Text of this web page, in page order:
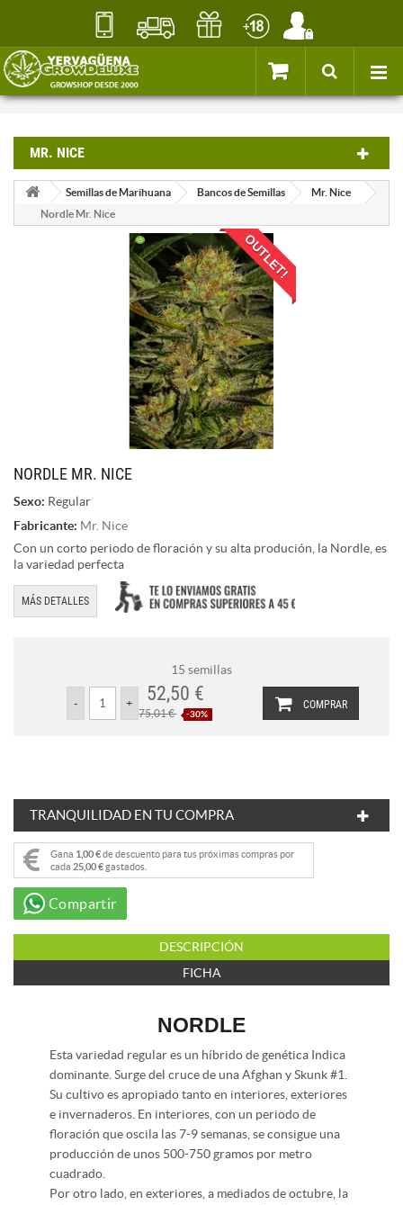
MR. NICE
Semillas de Marihuana Bancos de Semillas
Mr. Nice
Nordle Mr. Nice
OUTLET!
NORDLE MR. NICE
Sexo: Regular
Fabricante: Mr. Nice
Con un corto periodo de floración y su alta produción, la Nordle, es
la variedad perfecta
MÁS DETALLES
15 semillas
COMPRAR
52,50 €
75,01 € -30%
TRANQUILIDAD EN TU COMPRA
Gana 1,00 €de descuento para tus próximas compras por
cada 25,00 €gastados.
Compartir
DESCRIPCIÓN
FICHA
NORDLE
Esta variedad regular es un híbrido de genética Indica
dominante. Surge del cruce de una Afghan y Skunk #1.
Su cultivo es apropiado tanto en interiores, exteriores
e invernaderos. En interiores, con un periodo de
floración que oscila las 7-9 semanas, se consigue una
producción de unos 500-750 gramos por metro
cuadrado.
Por otro lado, en exteriores, a mediados de octubre, la